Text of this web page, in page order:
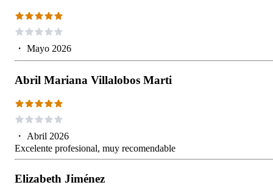
・ Mayo 2026
Abril Mariana Villalobos Marti
・ Abril 2026
Excelente profesional, muy recomendable
Elizabeth Jiménez